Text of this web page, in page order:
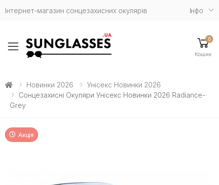
Інтернет-магазин сонцезахисних окулярів Iнфо
Toggle mobile menu
0
Кошик
Новинки 2026
Унісекс Новинки 2026
Сонцезахисні Окуляри Унісекс Новинки 2026 Radiance-
Grey
Акція